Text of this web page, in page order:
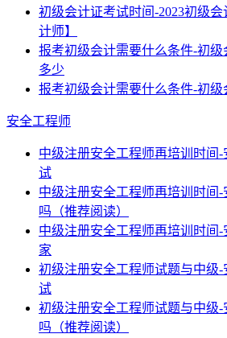
初级会计证考试时间-2023初级
计师】
报考初级会计需要什么条件-初
多少
报考初级会计需要什么条件-初级
安全工程师
中级注册安全工程师再培训时间
试
中级注册安全工程师再培训时间
吗（推荐阅读）
中级注册安全工程师再培训时间
家
初级注册安全工程师试题与中级
试
初级注册安全工程师试题与中级
吗（推荐阅读）